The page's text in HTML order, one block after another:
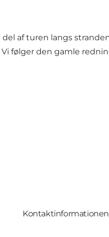
af turen langs
følger den gamle
Kontaktinformationen